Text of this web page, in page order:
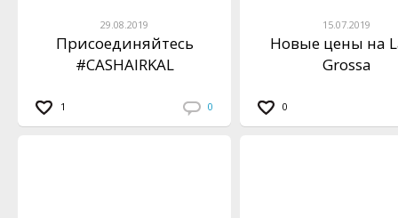
1 0
29.08.2019
Присоединяйтесь
#CASHAIRKAL
0
15.07.2019
Новые цены на
Grossa